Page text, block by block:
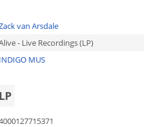
van Arsdale
- Live Recordings (LP)
INDIGO MUS
LP